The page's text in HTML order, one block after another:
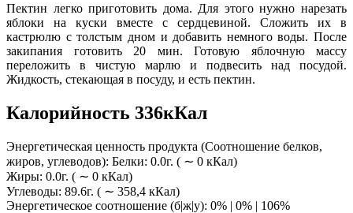
Пектин легко приготовить дома. Для этого нужно нарезать
яблоки на куски вместе с сердцевиной. Сложить их в
кастрюлю с толстым дном и добавить немного воды. После
закипания готовить 20 мин. Готовую яблочную массу
переложить в чистую марлю и подвесить над посудой.
Жидкость, стекающая в посуду, и есть пектин.
Калорийность 336кКал
Энергетическая ценность продукта (Соотношение белков,
жиров, углеводов): Белки: 0.0г. ( ∼ 0 кКал)
Жиры: 0.0г. ( ∼ 0 кКал)
Углеводы: 89.6г. ( ∼ 358,4 кКал)
Энергетическое соотношение (б|ж|у): 0% | 0% | 106%